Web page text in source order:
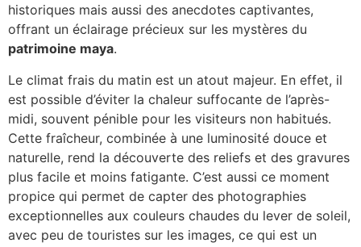
historiques mais aussi des anecdotes captivantes,
offrant un éclairage précieux sur les mystères du
patrimoine maya.
Le climat frais du matin est un atout majeur. En effet, il
est possible d’éviter la chaleur suffocante de l’après-
midi, souvent pénible pour les visiteurs non habitués.
Cette fraîcheur, combinée à une luminosité douce et
naturelle, rend la découverte des reliefs et des gravures
plus facile et moins fatigante. C’est aussi ce moment
propice qui permet de capter des photographies
exceptionnelles aux couleurs chaudes du lever de soleil,
avec peu de touristes sur les images, ce qui est un